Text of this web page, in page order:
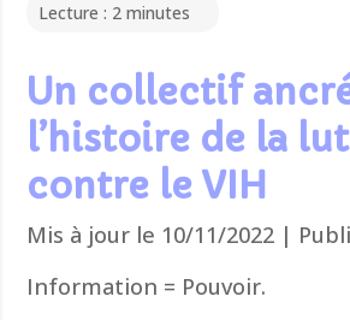
Lecture : 2 minutes
Un collectif
l’histoire de la
contre le VIH
Mis à jour le 10/11/2022 |
Information = Pouvoir.